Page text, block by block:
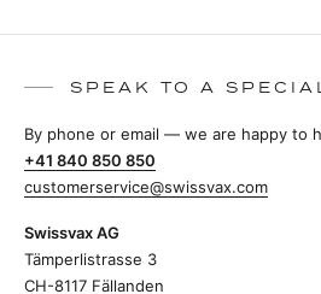
SPEAK TO A
By phone or email — we are happy to
+41 840 850 850
customerservice@swissvax.com
Swissvax AG
Tämperlistrasse 3
CH-8117 Fällanden